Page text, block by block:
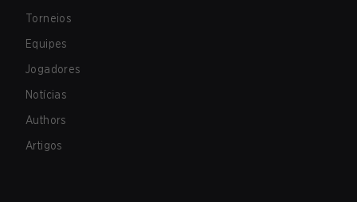
Torneios
Equipes
Jogadores
Notícias
Authors
Artigos